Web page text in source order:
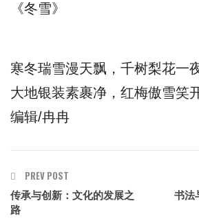
《冬雪》
寒冬瑞雪漫天飘，千树梨花一
大地银装素裹净，红梅傲雪笑
编辑/冉冉
PREV POST
传承与创新：文化的发展之
路
书法